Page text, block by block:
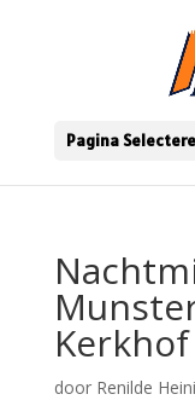
Pagina
door Renilde